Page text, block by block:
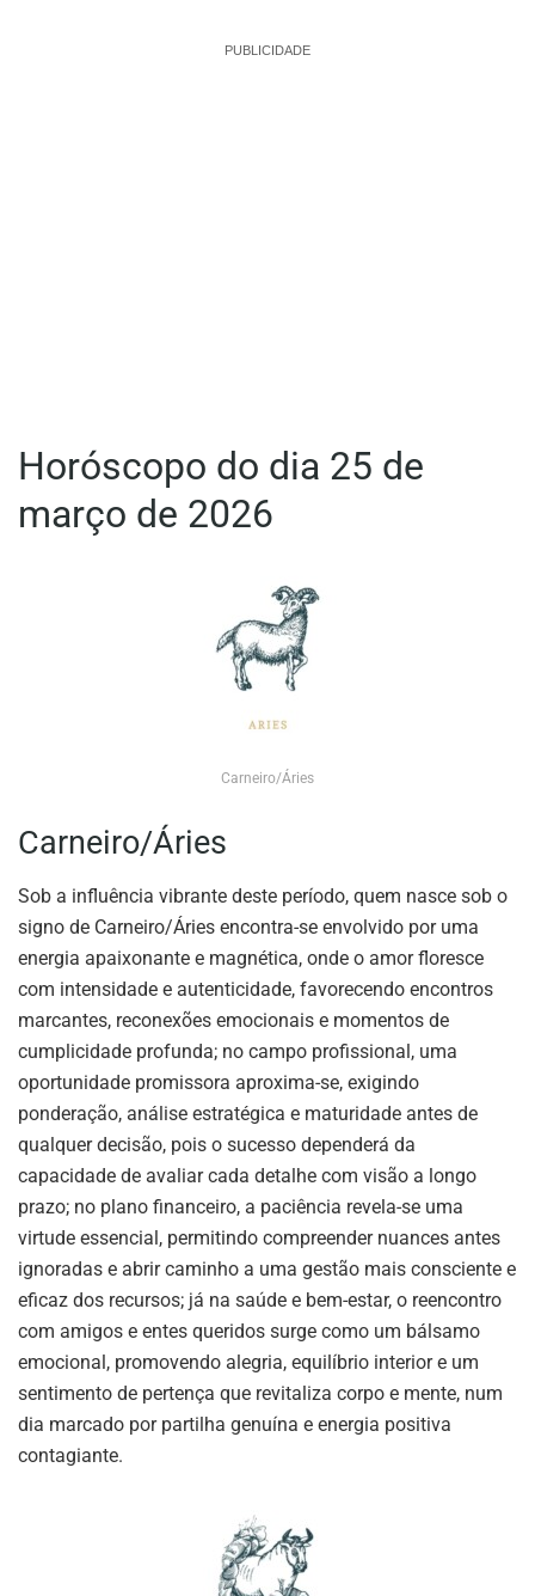
PUBLICIDADE
Horóscopo do dia 25 de
março de 2026
Carneiro/Áries
Carneiro/Áries
Sob a influência vibrante deste período, quem nasce sob o
signo de Carneiro/Áries encontra-se envolvido por uma
energia apaixonante e magnética, onde o amor floresce
com intensidade e autenticidade, favorecendo encontros
marcantes, reconexões emocionais e momentos de
cumplicidade profunda; no campo profissional, uma
oportunidade promissora aproxima-se, exigindo
ponderação, análise estratégica e maturidade antes de
qualquer decisão, pois o sucesso dependerá da
capacidade de avaliar cada detalhe com visão a longo
prazo; no plano financeiro, a paciência revela-se uma
virtude essencial, permitindo compreender nuances antes
ignoradas e abrir caminho a uma gestão mais consciente e
eficaz dos recursos; já na saúde e bem-estar, o reencontro
com amigos e entes queridos surge como um bálsamo
emocional, promovendo alegria, equilíbrio interior e um
sentimento de pertença que revitaliza corpo e mente, num
dia marcado por partilha genuína e energia positiva
contagiante.